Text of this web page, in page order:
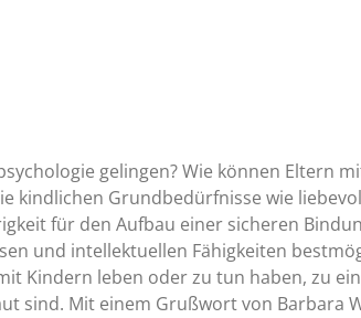
gelingen? Wie können Eltern
kindlichen Grundbedürfnisse wie
für den Aufbau einer sicheren
und intellektuellen Fähigkeiten
Kindern leben oder zu tun haben, zu
sind. Mit einem Grußwort von Barbara